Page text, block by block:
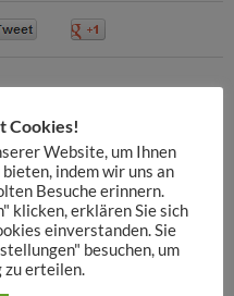
Cookies!
Website, um Ihnen
indem wir uns an
Besuche erinnern.
klicken, erklären Sie sich
einverstanden. Sie
besuchen, um
erteilen.